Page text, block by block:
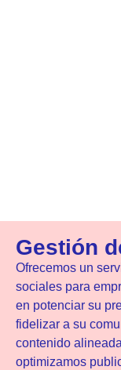
Gestión
Ofrecemos un
sociales para
en potenciar su
fidelizar a su
contenido
optimizamos